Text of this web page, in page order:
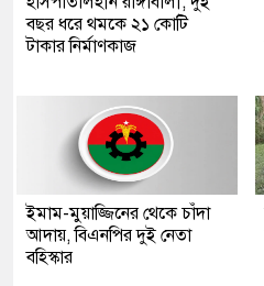
বছর ধরে থমকে ২১ কোটি
টাকার নির্মাণকাজ
ইমাম-মুয়াজ্জিনের থেকে চাঁদা
আদায়, বিএনপির দুই নেতা
বহিস্কার